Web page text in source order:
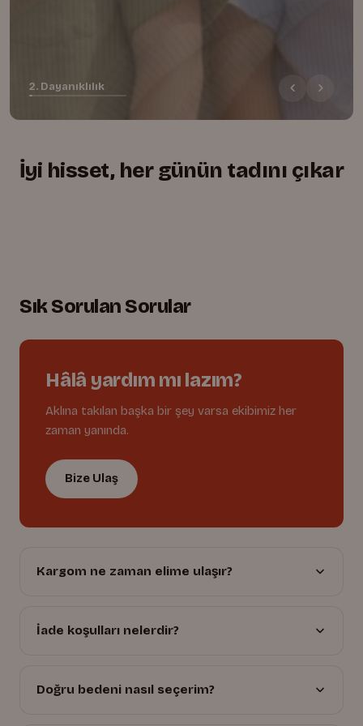
2. Dayanıklılık
İyi hisset, her günün tadını çıkar
+
Sık Sorulan Sorular
Hâlâ yardım mı lazım?
Aklına takılan başka bir şey varsa ekibimiz her
zaman yanında.
Bize Ulaş
Kargom ne zaman elime ulaşır?
İade koşulları nelerdir?
Doğru bedeni nasıl seçerim?